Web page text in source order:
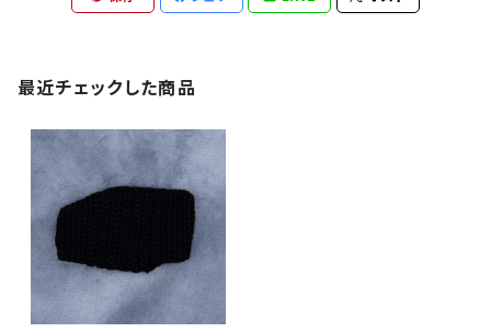
最近チェックした商品